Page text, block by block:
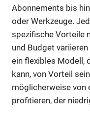
Abonnements bis
oder Werkzeuge.
spezifische Vorteile
und Budget
ein flexibles Modell,
kann, von Vorteil
möglicherweise von
profitieren, der